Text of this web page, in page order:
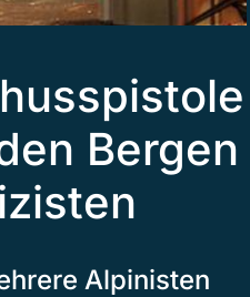
Bergen
Alpinisten